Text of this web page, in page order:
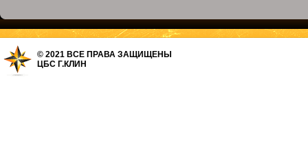
© 2021 ВСЕ ПРАВА ЗАЩИЩЕНЫ
ЦБС Г.КЛИН